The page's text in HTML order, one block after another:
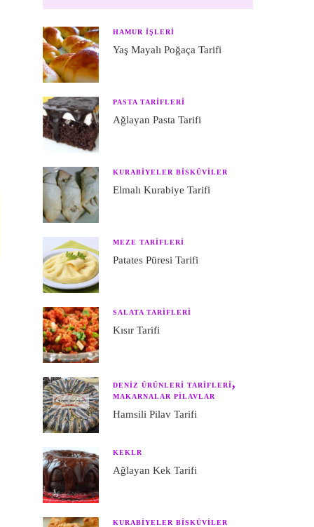
HAMUR IŞLERI
Yaş Mayalı Poğaça Tarifi
PASTA TARIFLERI
Ağlayan Pasta Tarifi
KURABIYELER BISKÜVILER
Elmalı Kurabiye Tarifi
MEZE TARIFLERI
Patates Püresi Tarifi
SALATA TARIFLERI
Kısır Tarifi
DENIZ ÜRÜNLERI TARIFLERI
MAKARNALAR PILAVLAR
Hamsili Pilav Tarifi
KEKLR
Ağlayan Kek Tarifi
KURABIYELER BISKÜVILER